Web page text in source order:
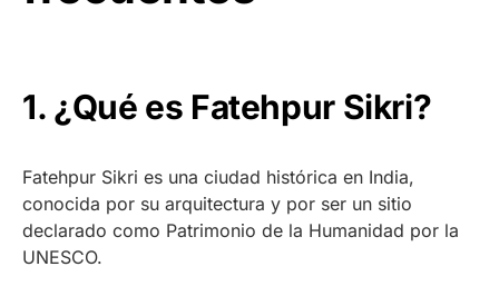
1. ¿Qué es Fatehpur Sikri?
Fatehpur Sikri es una ciudad histórica en India,
conocida por su arquitectura y por ser un sitio
declarado como Patrimonio de la Humanidad por la
UNESCO.